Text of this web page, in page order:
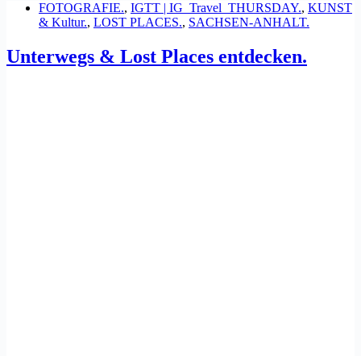
FOTOGRAFIE., IGTT | IG_Travel_THURSDAY., KUNST
& Kultur., LOST PLACES., SACHSEN-ANHALT.
Unterwegs & Lost Places entdecken.